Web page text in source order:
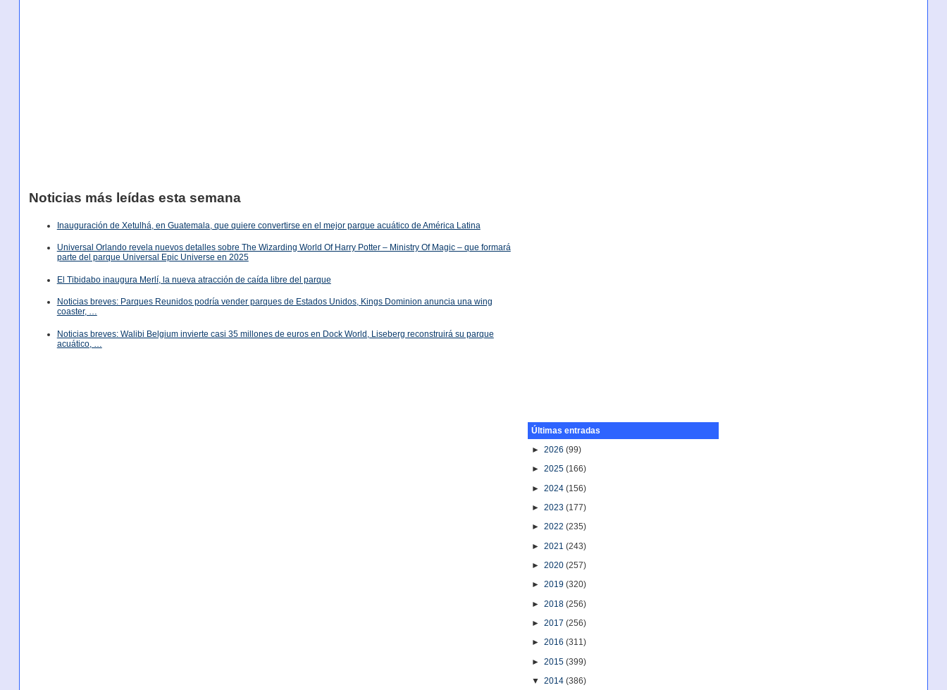
Noticias más leídas esta semana
Inauguración de Xetulhá, en Guatemala, que quiere convertirse en el mejor parque acuático de América Latina
Universal Orlando revela nuevos detalles sobre The Wizarding World Of Harry Potter – Ministry Of Magic – que formará
parte del parque Universal Epic Universe en 2025
El Tibidabo inaugura Merlí, la nueva atracción de caída libre del parque
Noticias breves: Parques Reunidos podría vender parques de Estados Unidos, Kings Dominion anuncia una wing
coaster, …
Noticias breves: Walibi Belgium invierte casi 35 millones de euros en Dock World, Liseberg reconstruirá su parque
acuático, …
Últimas entradas
►2026(99)
►2025(166)
►2024(156)
►2023(177)
►2022(235)
►2021(243)
►2020(257)
►2019(320)
►2018(256)
►2017(256)
►2016(311)
►2015(399)
▼2014(386)